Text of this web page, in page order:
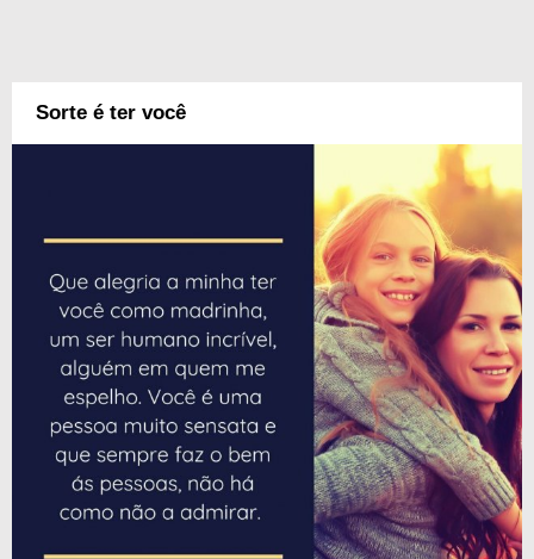
Sorte é ter você